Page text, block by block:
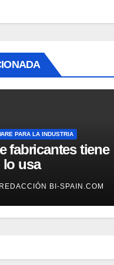
PARA LA INDUSTRIA
fabricantes tiene
lo usa
según Rockwell
REDACCIÓN BI-SPAIN.COM